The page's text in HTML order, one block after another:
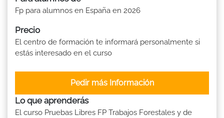
Fp para alumnos en España en 2026
Precio
El centro de formación te informará personalmente si
estás interesado en el curso
Pedir más Información
Lo que aprenderás
El curso Pruebas Libres FP Trabajos Forestales y de